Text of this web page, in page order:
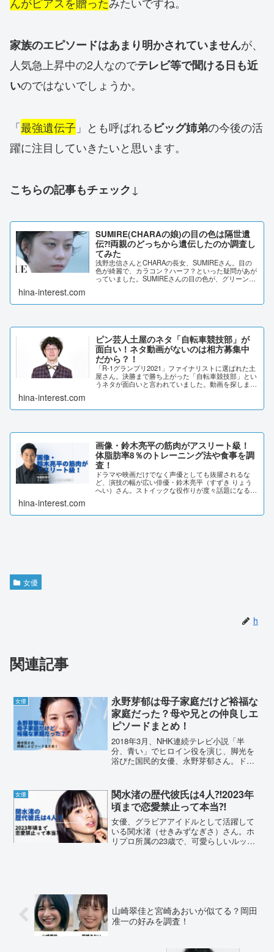
家族のエピソードはあまり明かされていませんが、
人気急上昇中の2人なのでテレビ等で聞ける日も近
いのではないでしょうか。
「最強遺伝子 」とも呼ばれるビッグ姉弟の今後の活
躍に注目していきたいと思います。
こちらの記事もチェック ↓
SUMIRE(CHARAの娘)の目の色は隔世遺
伝⁈両親のどっちから遺伝したのか調査し
てみた
浅野忠信さんとCHARAの長女、SUMIREさん。目の
色が綺麗で、カラコン？ハーフ？といった疑問があが
っていました。SUMIREさんの目の色が、グリーンが
hina-interest.com
ピン芸人土屋のネタ「自転車競技部」が
面白い！ネタ動画がないのは相方募集中
だから？！
「R-1グランプリ2021」ファイナリストに選ばれた土
屋さん。決勝まで勝ち上がった「自転車競技部」とい
うネタが面白いと言われていました。動画を探しまし
hina-interest.com
画像・鈴木亮平の筋肉がアスリート級！
体脂肪率8％のトレーニング法や食事を調
査！
ドラマや映画だけでなく声優としても抜擢されるな
ど、演技の幅が広い俳優・鈴木亮平（すずき りょう
へい）さん。ストイックな役作りが度々話題になる鈴
木亮平さんですが、ファンの間では「筋肉がヤバい」
レ...
hina-interest.com
女優
h
関連記事
女優
永野芽郁は母子家庭だけど裕福な
家庭だった？母や兄との仲良しエ
ピソードまとめ！
2018年3月、NHK連続テレビ小説「半
分、青い」でヒロイン役を演じ、脚光を
浴びた国民的女優、永野芽郁さん。ドラ
ったと噂になっています。その噂につい
て調査し、母や兄と...
女優
関水渚の歴代彼氏は4人⁈2023年
頃まで恋愛禁止って本当⁈
女優、グラビアアイドルとして活躍して
いる関水渚（せきみずなぎさ）さん。ホ
リプロ所属の23歳で、可愛らしいルック
山崎翠佳と宮崎あおいが似てる？岡田
准一の好みを調査！